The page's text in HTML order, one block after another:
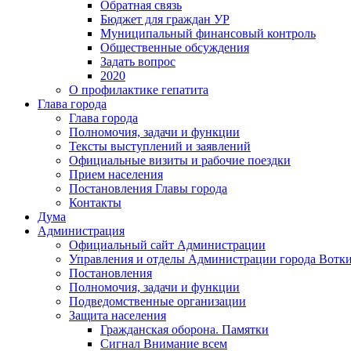
Обратная связь
Бюджет для граждан УР
Муниципальный финансовый контроль
Общественные обсуждения
Задать вопрос
2020
О профилактике гепатита
Глава города
Глава города
Полномочия, задачи и функции
Тексты выступлений и заявлений
Официальные визиты и рабочие поездки
Прием населения
Постановления Главы города
Контакты
Дума
Администрация
Официальный сайт Администрации
Управления и отделы Администрации города
Постановления
Полномочия, задачи и функции
Подведомственные организации
Защита населения
Гражданская оборона. Памятки
Сигнал Внимание всем